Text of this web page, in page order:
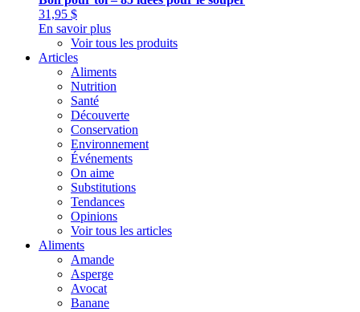
31,95 $
En savoir plus
Voir tous les produits
Articles
Aliments
Nutrition
Santé
Découverte
Conservation
Environnement
Événements
On aime
Substitutions
Tendances
Opinions
Voir tous les articles
Aliments
Amande
Asperge
Avocat
Banane